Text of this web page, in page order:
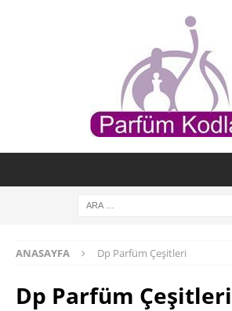
ANASAYFA Dp Parfüm Çeşitleri
Dp Parfüm Çeşitleri